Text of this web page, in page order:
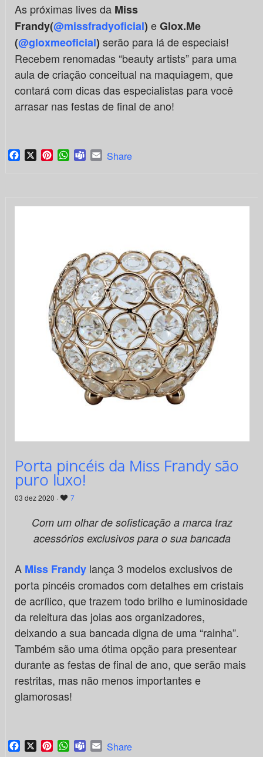
As próximas lives da Miss
Frandy(@missfradyoficial) eGlox.Me
(@gloxmeoficial) serão para lá de especiais!
Recebem renomadas “beauty artists” para uma
aula de criação conceitual na maquiagem, que
contará com dicas das especialistas para você
arrasar nas festas de final de ano!
Facebook
X PinterestWhatsApp
TeamsEmail
Share
Porta pincéis da Miss Frandy são
puro luxo!
03 dez 2020 · 7
Com um olhar de sofisticação a marca traz
acessórios exclusivos para o sua bancada
A Miss Frandylança 3 modelos exclusivos de
porta pincéis cromados com detalhes em cristais
de acrílico, que trazem todo brilho e luminosidade
da releitura das joias aos organizadores,
deixando a sua bancada digna de uma “rainha”.
Também são uma ótima opção para presentear
durante as festas de final de ano, que serão mais
restritas, mas não menos importantes e
glamorosas!
Facebook
X PinterestWhatsApp
TeamsEmail
Share